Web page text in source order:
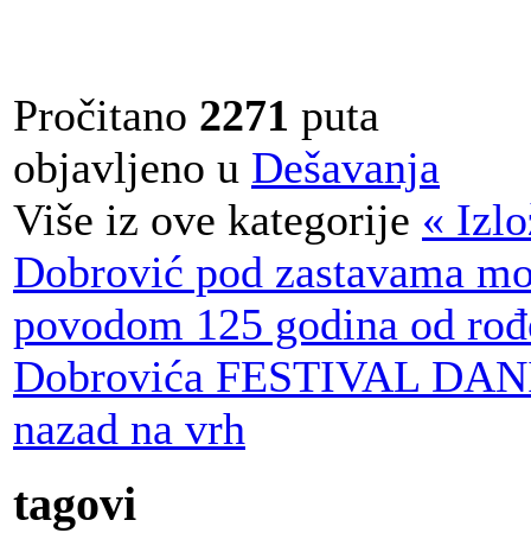
Pročitano 2271 puta
objavljeno u Dešavanja
Više iz ove kategorije «
Dobrović pod zastavama
povodom 125 godina od
Dobrovića FESTIVAL
nazad na vrh
tagovi